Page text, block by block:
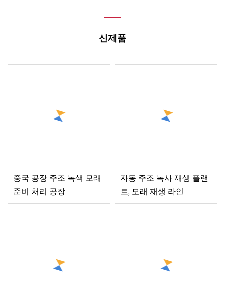
신제품
중국 공장 주조 녹색 모래
준비 처리 공장
자동 주조 녹사 재생 플랜
트, 모래 재생 라인